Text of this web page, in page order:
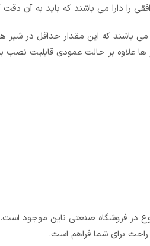
را دارا می باشند که باید به آن دقت
باشند که این مقدار حداقل در شیر
علاوه بر حالت عمودی قابلیت نصب
در فروشگاه صنعتی ناین موجود
برای شما فراهم است.